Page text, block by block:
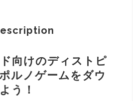
向けのディストピ
ルノゲームをダウ
う！